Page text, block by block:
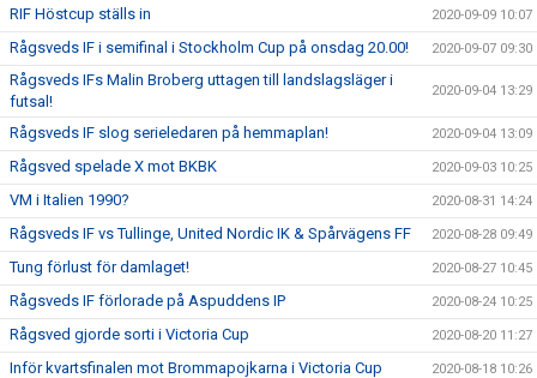
RIF Höstcup ställs in 2020-09-09 10:07
Rågsveds IF i semifinal i Stockholm Cup på onsdag 20.00! 2020-09-07 09:30
Rågsveds IFs Malin Broberg uttagen till landslagsläger i
futsal!
2020-09-04 13:29
Rågsveds IF slog serieledaren på hemmaplan! 2020-09-04 13:09
Rågsved spelade X mot BKBK 2020-09-03 10:25
VM i Italien 1990? 2020-08-31 14:24
Rågsveds IF vs Tullinge, United Nordic IK & Spårvägens FF 2020-08-28 09:49
Tung förlust för damlaget! 2020-08-27 10:45
Rågsveds IF förlorade på Aspuddens IP 2020-08-24 10:25
Rågsved gjorde sorti i Victoria Cup 2020-08-20 11:27
Inför kvartsfinalen mot Brommapojkarna i Victoria Cup 2020-08-18 10:26